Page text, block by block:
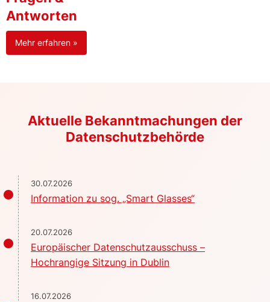
Antworten
Mehr erfahren »
Aktuelle Bekanntmachungen der
Datenschutzbehörde
30.07.2026
Information zu sog. „Smart Glasses“
20.07.2026
Europäischer Datenschutzausschuss –
Hochrangige Sitzung in Dublin
16.07.2026